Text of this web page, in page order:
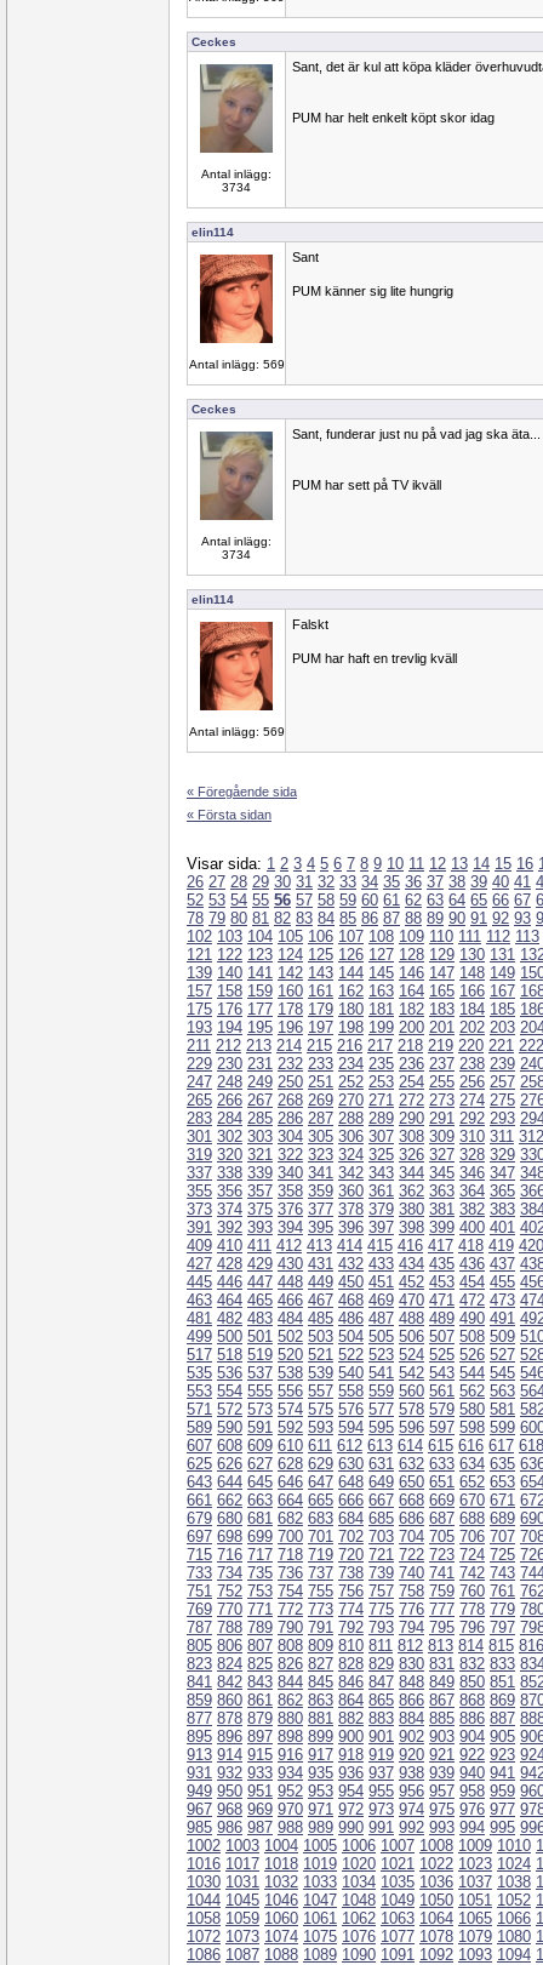
Ceckes
Antal inlägg:
3734
Sant, det är kul att köpa kläder
PUM har helt enkelt köpt skor idag
elin114
Antal inlägg: 569
Sant
PUM känner sig lite hungrig
Ceckes
Antal inlägg:
3734
Sant, funderar just nu på vad jag ska äta...
PUM har sett på TV ikväll
elin114
Antal inlägg: 569
Falskt
PUM har haft en trevlig kväll
« Föregående sida
« Första sidan
Visar sida: 1 2 3 4 5 6 7 8 9 10 11 12 13 14 15 16
26 27 28 29 30 31 32 33 34 35 36 37 38 39 40 41
52 53 54 55 56 57 58 59 60 61 62 63 64 65 66 67
78 79 80 81 82 83 84 85 86 87 88 89 90 91 92 93
102 103 104 105 106 107 108 109 110 111 112 113
121 122 123 124 125 126 127 128 129 130 131
139 140 141 142 143 144 145 146 147 148 149
157 158 159 160 161 162 163 164 165 166 167
175 176 177 178 179 180 181 182 183 184 185
193 194 195 196 197 198 199 200 201 202 203
211 212 213 214 215 216 217 218 219 220 221 222
229 230 231 232 233 234 235 236 237 238 239
247 248 249 250 251 252 253 254 255 256 257
265 266 267 268 269 270 271 272 273 274 275
283 284 285 286 287 288 289 290 291 292 293
301 302 303 304 305 306 307 308 309 310 311 312
319 320 321 322 323 324 325 326 327 328 329
337 338 339 340 341 342 343 344 345 346 347
355 356 357 358 359 360 361 362 363 364 365
373 374 375 376 377 378 379 380 381 382 383
391 392 393 394 395 396 397 398 399 400 401
409 410 411 412 413 414 415 416 417 418 419 420
427 428 429 430 431 432 433 434 435 436 437
445 446 447 448 449 450 451 452 453 454 455
463 464 465 466 467 468 469 470 471 472 473
481 482 483 484 485 486 487 488 489 490 491
499 500 501 502 503 504 505 506 507 508 509
517 518 519 520 521 522 523 524 525 526 527
535 536 537 538 539 540 541 542 543 544 545
553 554 555 556 557 558 559 560 561 562 563
571 572 573 574 575 576 577 578 579 580 581
589 590 591 592 593 594 595 596 597 598 599
607 608 609 610 611 612 613 614 615 616 617 618
625 626 627 628 629 630 631 632 633 634 635
643 644 645 646 647 648 649 650 651 652 653
661 662 663 664 665 666 667 668 669 670 671
679 680 681 682 683 684 685 686 687 688 689
697 698 699 700 701 702 703 704 705 706 707
715 716 717 718 719 720 721 722 723 724 725
733 734 735 736 737 738 739 740 741 742 743
751 752 753 754 755 756 757 758 759 760 761
769 770 771 772 773 774 775 776 777 778 779
787 788 789 790 791 792 793 794 795 796 797
805 806 807 808 809 810 811 812 813 814 815 816
823 824 825 826 827 828 829 830 831 832 833
841 842 843 844 845 846 847 848 849 850 851
859 860 861 862 863 864 865 866 867 868 869
877 878 879 880 881 882 883 884 885 886 887
895 896 897 898 899 900 901 902 903 904 905
913 914 915 916 917 918 919 920 921 922 923
931 932 933 934 935 936 937 938 939 940 941
949 950 951 952 953 954 955 956 957 958 959
967 968 969 970 971 972 973 974 975 976 977
985 986 987 988 989 990 991 992 993 994 995
1002 1003 1004 1005 1006 1007 1008 1009 1010
1016 1017 1018 1019 1020 1021 1022 1023 1024
1030 1031 1032 1033 1034 1035 1036 1037 1038
1044 1045 1046 1047 1048 1049 1050 1051 1052
1058 1059 1060 1061 1062 1063 1064 1065 1066
1072 1073 1074 1075 1076 1077 1078 1079 1080
1086 1087 1088 1089 1090 1091 1092 1093 1094